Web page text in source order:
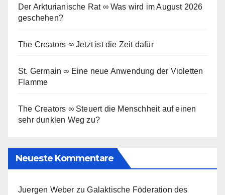
Der Arkturianische Rat ∞ Was wird im August 2026
geschehen?
The Creators ∞ Jetzt ist die Zeit dafür
St. Germain ∞ Eine neue Anwendung der Violetten
Flamme
The Creators ∞ Steuert die Menschheit auf einen
sehr dunklen Weg zu?
Neueste Kommentare
Juergen Weber zuGalaktische Föderation des